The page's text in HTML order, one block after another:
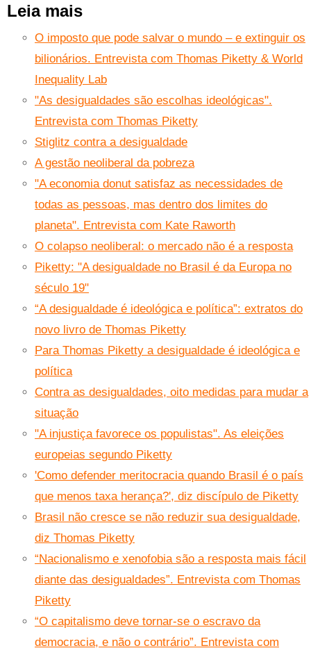
Leia mais
O imposto que pode salvar o mundo – e extinguir os
bilionários. Entrevista com Thomas Piketty & World
Inequality Lab
"As desigualdades são escolhas ideológicas".
Entrevista com Thomas Piketty
Stiglitz contra a desigualdade
A gestão neoliberal da pobreza
"A economia donut satisfaz as necessidades de
todas as pessoas, mas dentro dos limites do
planeta". Entrevista com Kate Raworth
O colapso neoliberal: o mercado não é a resposta
Piketty: "A desigualdade no Brasil é da Europa no
século 19"
“A desigualdade é ideológica e política”: extratos do
novo livro de Thomas Piketty
Para Thomas Piketty a desigualdade é ideológica e
política
Contra as desigualdades, oito medidas para mudar a
situação
"A injustiça favorece os populistas". As eleições
europeias segundo Piketty
'Como defender meritocracia quando Brasil é o país
que menos taxa herança?', diz discípulo de Piketty
Brasil não cresce se não reduzir sua desigualdade,
diz Thomas Piketty
“Nacionalismo e xenofobia são a resposta mais fácil
diante das desigualdades”. Entrevista com Thomas
Piketty
“O capitalismo deve tornar-se o escravo da
democracia, e não o contrário”. Entrevista com